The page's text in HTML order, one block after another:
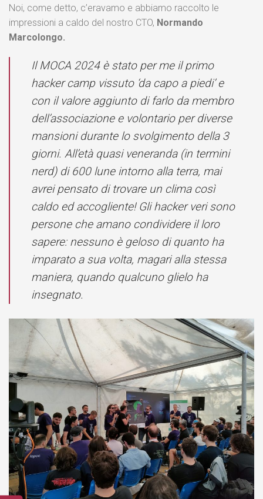
Noi, come detto, c’eravamo e abbiamo raccolto le
impressioni a caldo del nostro CTO, Normando
Marcolongo.
Il MOCA 2024 è stato per me il primo
hacker camp vissuto ‘da capo a piedi’ e
con il valore aggiunto di farlo da membro
dell’associazione e volontario per diverse
mansioni durante lo svolgimento della 3
giorni. All’età quasi veneranda (in termini
nerd) di 600 lune intorno alla terra, mai
avrei pensato di trovare un clima così
caldo ed accogliente! Gli hacker veri sono
persone che amano condividere il loro
sapere: nessuno è geloso di quanto ha
imparato a sua volta, magari alla stessa
maniera, quando qualcuno glielo ha
insegnato.